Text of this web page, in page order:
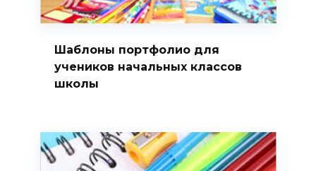
Шаблоны портфолио для
учеников начальных классов
школы